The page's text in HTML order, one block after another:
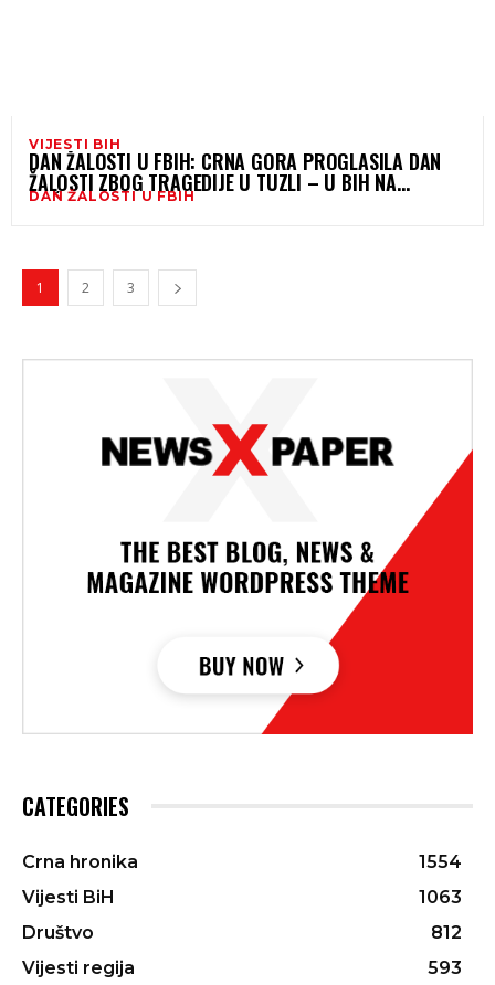
VIJESTI BIH
DAN ŽALOSTI U FBIH: CRNA GORA PROGLASILA DAN
ŽALOSTI ZBOG TRAGEDIJE U TUZLI – U BIH NA
DRŽAVNOJ RAZINI NIJE BILO KVORUMA
DAN ŽALOSTI U FBIH
1 2 3
CATEGORIES
Crna hronika
1554
Vijesti BiH
1063
Društvo
812
Vijesti regija
593